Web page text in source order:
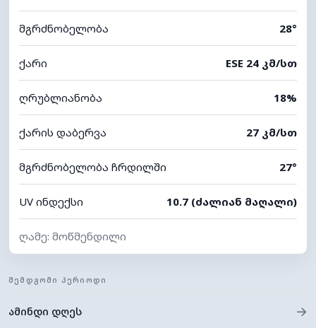
მგრძნობელობა 28°
ქარი ESE 24 კმ/სთ
ღრუბლიანობა 18%
ქარის დაბერვა 27 კმ/სთ
მგრძნობელობა ჩრდილში 27°
UV ინდექსი 10.7 (ძალიან მაღალი)
ღამე: მოწმენდილი
ᲨᲔᲛᲓᲒᲝᲛᲘ ᲞᲔᲠᲘᲝᲓᲘ
ამინდი დღეს →